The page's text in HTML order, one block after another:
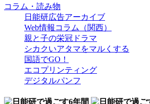
コラム・読み物
日能研広告アーカイブ
Web情報コラム（関西）
親と子の栄冠ドラマ
シカクいアタマをマルくする
国語でGO！
エコプリンティング
デジタルパンフ